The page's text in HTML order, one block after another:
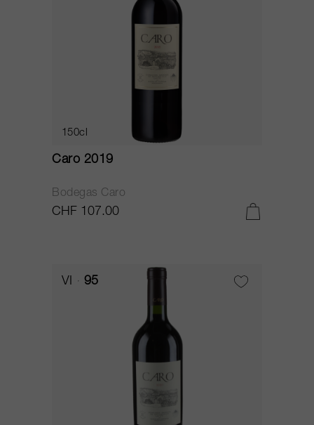
150cl
Caro 2019
Bodegas Caro
CHF 107.00
VI 95